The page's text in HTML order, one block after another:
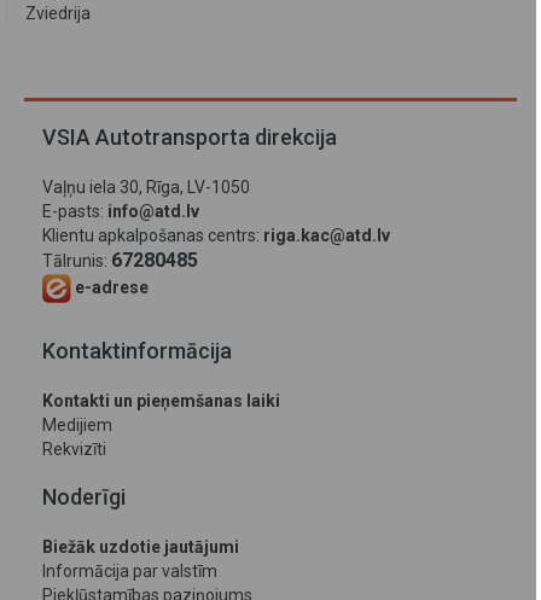
Zviedrija
VSIA Autotransporta direkcija
Vaļņu iela 30, Rīga, LV-1050
E-pasts: info@atd.lv
Klientu apkalpošanas centrs: riga.kac@atd.lv
Tālrunis: 67280485
e-adrese
Kontaktinformācija
Kontakti un pieņemšanas laiki
Medijiem
Rekvizīti
Noderīgi
Biežāk uzdotie jautājumi
Informācija par valstīm
Piekļūstamības paziņojums